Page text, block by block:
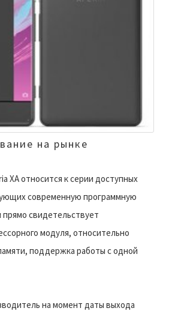
на рынке
XA относится к серии доступных
современную программную
свидетельствует
модуля, относительно
поддержка работы с одной
на момент даты выхода